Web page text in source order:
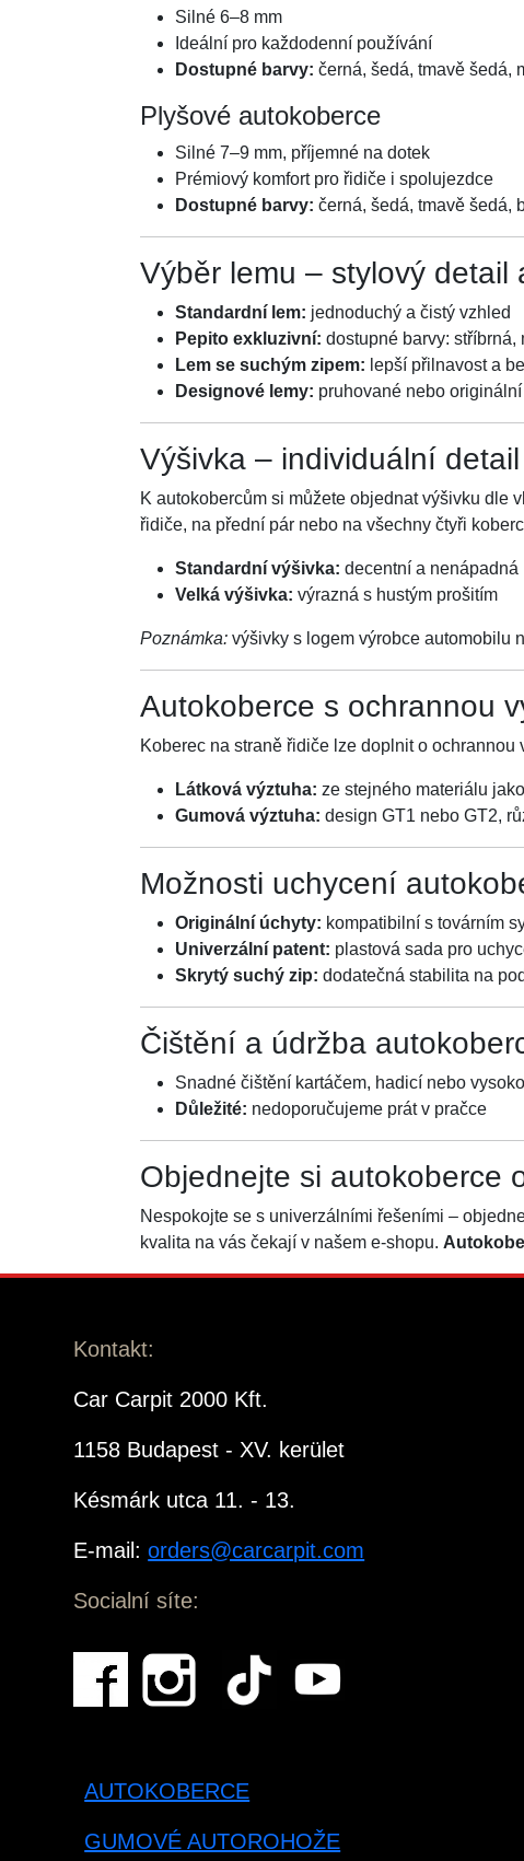
Silné 6–8 mm
Ideální pro každodenní používání
Dostupné barvy: černá, šedá, tmavě šedá,
Plyšové autokoberce
Silné 7–9 mm, příjemné na dotek
Prémiový komfort pro řidiče i spolujezdce
Dostupné barvy: černá, šedá, tmavě šedá,
Výběr lemu – stylový detail
Standardní lem: jednoduchý a čistý vzhled
Pepito exkluzivní: dostupné barvy: stříbrná,
Lem se suchým zipem: lepší přilnavost a
Designové lemy: pruhované nebo
Výšivka – individuální
K autokobercům si můžete objednat výšivku dle
řidiče, na přední pár nebo na všechny čtyři
Standardní výšivka: decentní a nenápadná
Velká výšivka: výrazná s hustým prošitím
Poznámka:výšivky s logem výrobce automobilu
Autokoberce s ochrannou
Koberec na straně řidiče lze doplnit o
Látková výztuha: ze stejného materiálu
Gumová výztuha: design GT1 nebo GT2,
Možnosti uchycení
Originální úchyty: kompatibilní s továrním
Univerzální patent: plastová sada pro
Skrytý suchý zip: dodatečná stabilita na
Čištění a údržba
Snadné čištění kartáčem, hadicí nebo
Důležité: nedoporučujeme prát v pračce
Objednejte si autokoberce
Nespokojte se s univerzálními řešeními –
kvalita na vás čekají v našem e-shopu.
Kontakt:
Car Carpit 2000 Kft.
1158 Budapest - XV. kerület
Késmárk utca 11. - 13.
E-mail:orders@carcarpit.com
Socialní síte:
AUTOKOBERCE
GUMOVÉ AUTOROHOŽE